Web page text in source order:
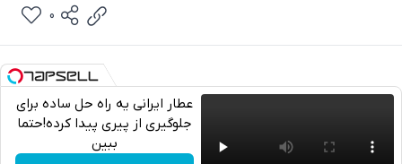
0
عطار ایرانی یه راه حل ساده برای
جلوگیری از پیری پیدا کرده!حتما
ببین